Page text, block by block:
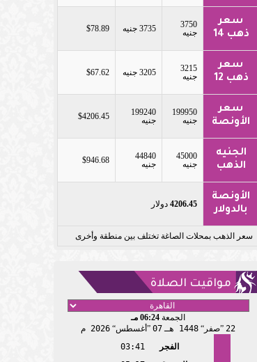
سعر
ذهب 14
3750
جنيه
3735 جنيه $78.89
سعر
ذهب 12
3215
جنيه
3205 جنيه $67.62
سعر
الأونصة
199950
جنيه
199240
جنيه
$4206.45
الجنيه
الذهب
45000
جنيه
44840
جنيه
$946.68
الأونصة
بالدولار
4206.45 دولار
سعر الذهب بمحلات الصاغة تختلف بين منطقة وأخرى
مواقيت الصلاة
الجمعة 06:24 مـ
22 صفر 1448 هـ 07 أغسطس 2026 م
الفجر
03:41